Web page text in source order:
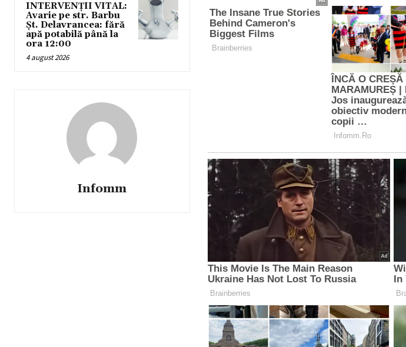
INTERVENȚII VITAL:
Avarie pe str. Barbu
Șt. Delavrancea: fără
apă potabilă până la
ora 12:00
4 august 2026
Infomm